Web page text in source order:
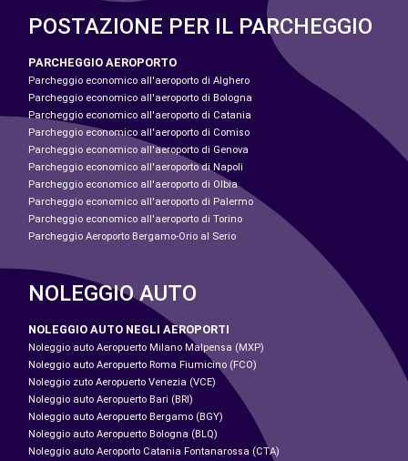
POSTAZIONE PER IL PARCHEGGIO
PARCHEGGIO AEROPORTO
Parcheggio economico all'aeroporto di Alghero
Parcheggio economico all'aeroporto di Bologna
Parcheggio economico all'aeroporto di Catania
Parcheggio economico all'aeroporto di Comiso
Parcheggio economico all'aeroporto di Genova
Parcheggio economico all'aeroporto di Napoli
Parcheggio economico all'aeroporto di Olbia
Parcheggio economico all'aeroporto di Palermo
Parcheggio economico all'aeroporto di Torino
Parcheggio Aeroporto Bergamo-Orio al Serio
NOLEGGIO AUTO
NOLEGGIO AUTO NEGLI AEROPORTI
Noleggio auto Aeropuerto Milano Malpensa (MXP)
Noleggio auto Aeropuerto Roma Fiumicino (FCO)
Noleggio zuto Aeropuerto Venezia (VCE)
Noleggio auto Aeropuerto Bari (BRI)
Noleggio auto Aeropuerto Bergamo (BGY)
Noleggio auto Aeropuerto Bologna (BLQ)
Noleggio auto Aeroporto Catania Fontanarossa (CTA)